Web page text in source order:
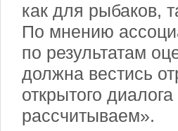
как для рыбаков,
По мнению
по результатам
должна вестись
открытого
рассчитываем».